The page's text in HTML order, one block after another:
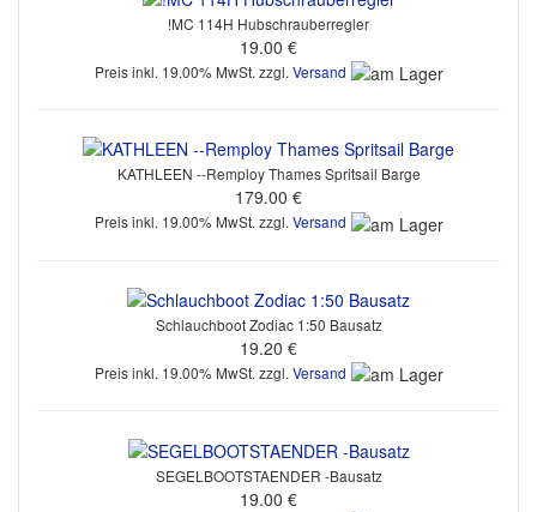
!MC 114H Hubschrauberregler
19.00 €
Preis inkl. 19.00% MwSt. zzgl. Versand
KATHLEEN --Remploy Thames Spritsail Barge
179.00 €
Preis inkl. 19.00% MwSt. zzgl.Versand
Schlauchboot Zodiac 1:50 Bausatz
19.20 €
Preis inkl. 19.00% MwSt. zzgl. Versand
SEGELBOOTSTAENDER -Bausatz
19.00 €